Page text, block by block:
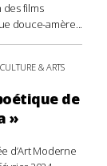
des films
douce-amère...
CULTURE & ARTS
de
»
d’Art Moderne